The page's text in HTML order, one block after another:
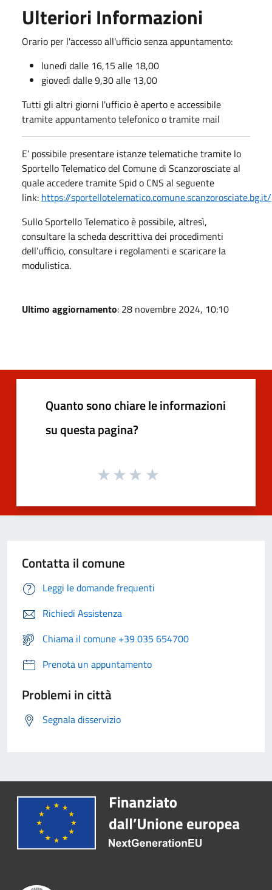
Ulteriori Informazioni
Orario per l'accesso all'ufficio senza appuntamento:
lunedì dalle 16,15 alle 18,00
giovedì dalle 9,30 alle 13,00
Tutti gli altri giorni l'ufficio è aperto e accessibile
tramite appuntamento telefonico o tramite mail
E’ possibile presentare istanze telematiche tramite lo
Sportello Telematico del Comune di Scanzorosciate al
quale accedere tramite Spid o CNS al seguente
link: https://sportellotelematico.comune.scanzorosciate.bg.it/
Sullo Sportello Telematico è possibile, altresì,
consultare la scheda descrittiva dei procedimenti
dell’ufficio, consultare i regolamenti e scaricare la
modulistica.
Ultimo aggiornamento: 28 novembre 2024, 10:10
Quanto sono chiare le informazioni
su questa pagina?
Contatta il comune
Leggi le domande frequenti
Richiedi Assistenza
Chiama il comune +39 035 654700
Prenota un appuntamento
Problemi in città
Segnala disservizio